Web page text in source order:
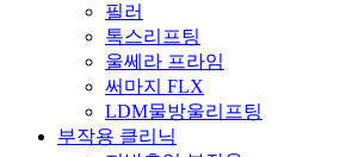
필러
톡스리프팅
울쎄라 프라임
써마지 FLX
LDM물방울리프팅
부작용 클리닉